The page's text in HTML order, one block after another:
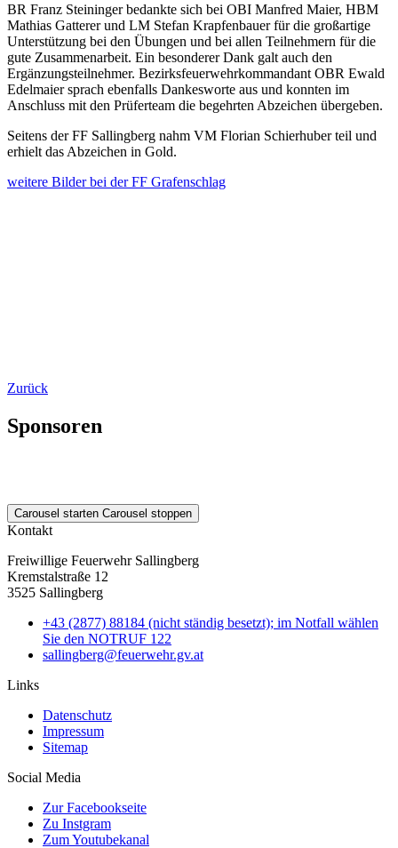
BR Franz Steininger bedankte sich bei OBI Manfred Maier, HBM
Mathias Gatterer und LM Stefan Krapfenbauer für die großartige
Unterstützung bei den Übungen und bei allen Teilnehmern für die
gute Zusammenarbeit. Ein besonderer Dank galt auch den
Ergänzungsteilnehmer. Bezirksfeuerwehrkommandant OBR Ewald
Edelmaier sprach ebenfalls Dankesworte aus und konnten im
Anschluss mit den Prüferteam die begehrten Abzeichen übergeben.
Seitens der FF Sallingberg nahm VM Florian Schierhuber teil und
erhielt das Abzeichen in Gold.
weitere Bilder bei der FF Grafenschlag
Zurück
Sponsoren
Carousel starten Carousel stoppen
Kontakt
Freiwillige Feuerwehr Sallingberg
Kremstalstraße 12
3525 Sallingberg
+43 (2877) 88184 (nicht ständig besetzt); im Notfall wählen
Sie den NOTRUF 122
sallingberg@feuerwehr.gv.at
Links
Datenschutz
Impressum
Sitemap
Social Media
Zur Facebookseite
Zu Instgram
Zum Youtubekanal